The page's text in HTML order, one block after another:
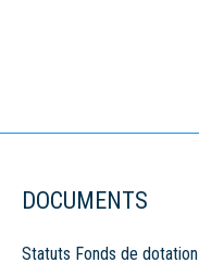
DOCUMENTS
Statuts Fonds de dotation